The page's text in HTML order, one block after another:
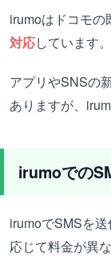
irumoはドコモの
対応しています。
アプリやSNSの
ありますが、
irumoでの
irumoでSMSを
応じて料金が異な